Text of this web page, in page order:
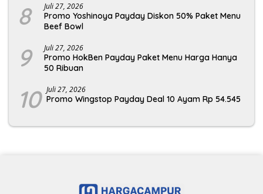
8 Juli 27, 2026
Promo Yoshinoya Payday Diskon 50% Paket Menu
Beef Bowl
9 Juli 27, 2026
Promo HokBen Payday Paket Menu Harga Hanya
50 Ribuan
10 Juli 27, 2026
Promo Wingstop Payday Deal 10 Ayam Rp 54.545